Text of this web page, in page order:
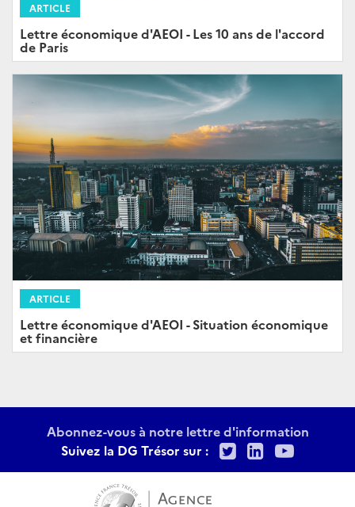
ARTICLE
Lettre économique d'AEOI - Les 10 ans de l'accord
de Paris
ARTICLE
Lettre économique d'AEOI - Situation économique
et financière
Abonnez-vous à notre lettre d'information
Suivez la DG Trésor sur :
TwitterLinkedIn